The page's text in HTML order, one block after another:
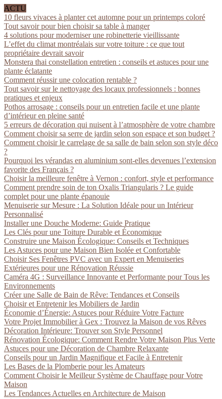
ACTU
10 fleurs vivaces à planter cet automne pour un printemps coloré
Tout savoir pour bien choisir sa table à manger
4 solutions pour moderniser une robinetterie vieillissante
L’effet du climat montréalais sur votre toiture : ce que tout
propriétaire devrait savoir
Monstera thai constellation entretien : conseils et astuces pour une
plante éclatante
Comment réussir une colocation rentable ?
Tout savoir sur le nettoyage des locaux professionnels : bonnes
pratiques et enjeux
Pothos arrosage : conseils pour un entretien facile et une plante
d’intérieur en pleine santé
5 erreurs de décoration qui nuisent à l’atmosphère de votre chambre
Comment choisir sa serre de jardin selon son espace et son budget ?
Comment choisir le carrelage de sa salle de bain selon son style déco
?
Pourquoi les vérandas en aluminium sont-elles devenues l’extension
favorite des Français ?
Choisir la meilleure fenêtre à Vernon : confort, style et performance
Comment prendre soin de ton Oxalis Triangularis ? Le guide
complet pour une plante épanouie
Menuiserie sur Mesure : La Solution Idéale pour un Intérieur
Personnalisé
Installer une Douche Moderne: Guide Pratique
Les Clés pour une Toiture Durable et Économique
Construire une Maison Écologique: Conseils et Techniques
Les Astuces pour une Maison Bien Isolée et Confortable
Choisir Ses Fenêtres PVC avec un Expert en Menuiseries
Extérieures pour une Rénovation Réussie
Caméra 4G : Surveillance Innovante et Performante pour Tous les
Environnements
Créer une Salle de Bain de Rêve: Tendances et Conseils
Choisir et Entretenir les Mobiliers de Jardin
Économie d’Énergie: Astuces pour Réduire Votre Facture
Votre Projet Immobilier à Gex : Trouvez la Maison de vos Rêves
Décoration Intérieure: Trouver son Style Personnel
Rénovation Écologique: Comment Rendre Votre Maison Plus Verte
Astuces pour une Décoration de Chambre Relaxante
Conseils pour un Jardin Magnifique et Facile à Entretenir
Les Bases de la Plomberie pour les Amateurs
Comment Choisir le Meilleur Système de Chauffage pour Votre
Maison
Les Tendances Actuelles en Architecture de Maison